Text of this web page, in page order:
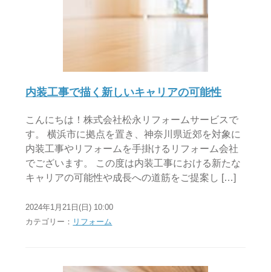
内装工事で描く新しいキャリアの可能性
こんにちは！株式会社松永リフォームサービスで
す。 横浜市に拠点を置き、神奈川県近郊を対象に
内装工事やリフォームを手掛けるリフォーム会社
でございます。 この度は内装工事における新たな
キャリアの可能性や成長への道筋をご提案し […]
2024年1月21日(日) 10:00
カテゴリー： リフォーム